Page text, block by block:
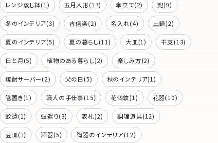
レンジ蒸し鉢(1) 五月人形(17) 傘立て(2) 兜(9)
冬のインテリア(3) 古信楽(2) 名入れ(4) 土鍋(2)
夏のインテリア(5) 夏の暮らし(11) 大皿(1) 干支(13)
日と月(5) 植物のある暮らし(2) 楽しみ方(2)
焼酎サーバー(2) 父の日(5) 秋のインテリア(1)
箸置き(1) 職人の手仕事(15) 花個紋(1) 花器(10)
蚊遣(1) 蚊遣り(3) 表札(2) 調理道具(12)
豆皿(1) 酒器(5) 陶器のインテリア(12)